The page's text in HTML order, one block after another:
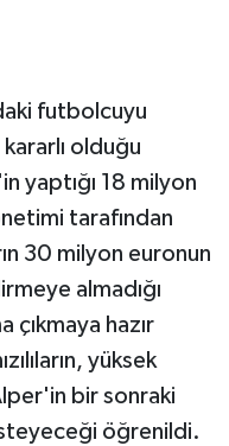
futbolcuyu
olduğu
yaptığı 18 milyon
tarafından
30 milyon euronun
almadığı
çıkmaya hazır
yüksek
bir sonraki
öğrenildi.